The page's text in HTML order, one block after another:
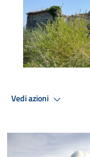
Vedi azioni